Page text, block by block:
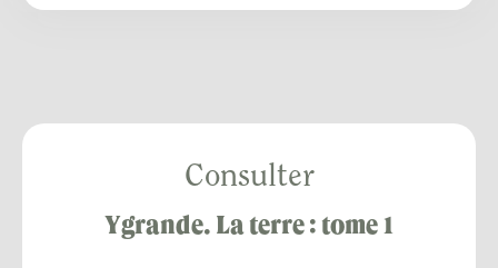
Consulter
Ygrande. La terre : tome 1